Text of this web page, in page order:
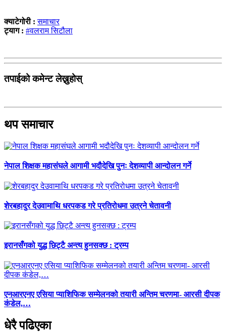
क्याटेगोरी :समाचार
ट्याग : #वलराम सिटौला
तपाईको कमेन्ट लेख्नुहोस्
थप समाचार
नेपाल शिक्षक महासंघले आगामी भदौदेखि पुनः देशव्यापी आन्दोलन गर्ने
शेरबहादुर देउवामाथि धरपकड गरे प्रतिरोधमा उत्रने चेतावनी
इरानसँगको युद्ध छिट्टै अन्त्य हुनसक्छ : ट्रम्प
एनआरएनए एसिया प्याशिफिक सम्मेलनको तयारी अन्तिम चरणमा- आरसी दीपक
कंडेल,…
धेरै पढिएका